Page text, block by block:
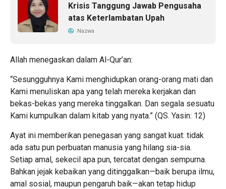
Krisis Tanggung Jawab Pengusaha
atas Keterlambatan Upah
Nazwa
Allah menegaskan dalam Al-Qur’an:
“Sesungguhnya Kami menghidupkan orang-orang mati dan
Kami menuliskan apa yang telah mereka kerjakan dan
bekas-bekas yang mereka tinggalkan. Dan segala sesuatu
Kami kumpulkan dalam kitab yang nyata.” (QS. Yasin: 12)
Ayat ini memberikan penegasan yang sangat kuat: tidak
ada satu pun perbuatan manusia yang hilang sia-sia.
Setiap amal, sekecil apa pun, tercatat dengan sempurna.
Bahkan jejak kebaikan yang ditinggalkan—baik berupa ilmu,
amal sosial, maupun pengaruh baik—akan tetap hidup